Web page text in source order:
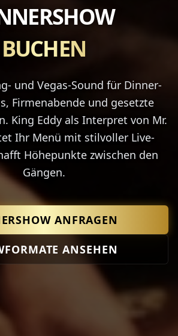
BUCHEN
und Vegas-Sound für Dinner-
Firmenabende und gesetzte
King Eddy als Interpret von Mr.
Ihr Menü mit stilvoller Live-
Höhepunkte zwischen den
Gängen.
ANFRAGEN
ANSEHEN